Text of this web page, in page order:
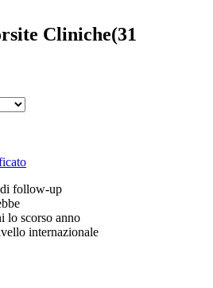
Cliniche(31
di follow-up
lo scorso anno
internazionale